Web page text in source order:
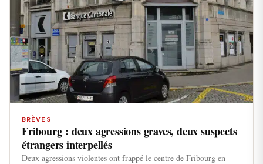
BRÈVES
Fribourg : deux agressions graves, deux suspects
étrangers interpellés
Deux agressions violentes ont frappé le centre de Fribourg en